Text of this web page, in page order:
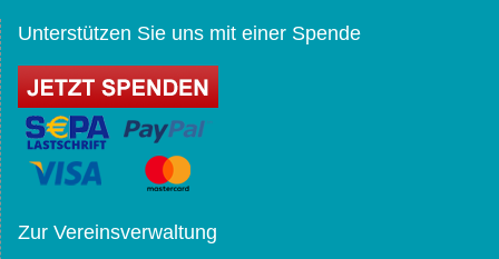
Unterstützen Sie uns mit einer Spende
Zur Vereinsverwaltung